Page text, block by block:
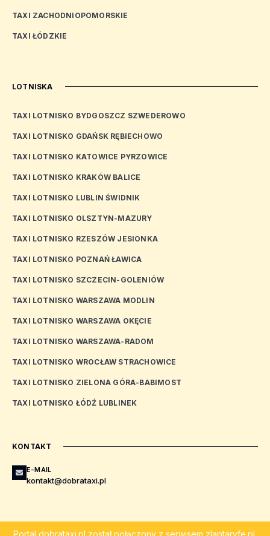
TAXI ZACHODNIOPOMORSKIE
TAXI ŁÓDZKIE
LOTNISKA
TAXI LOTNISKO BYDGOSZCZ SZWEDEROWO
TAXI LOTNISKO GDAŃSK RĘBIECHOWO
TAXI LOTNISKO KATOWICE PYRZOWICE
TAXI LOTNISKO KRAKÓW BALICE
TAXI LOTNISKO LUBLIN ŚWIDNIK
TAXI LOTNISKO OLSZTYN-MAZURY
TAXI LOTNISKO RZESZÓW JESIONKA
TAXI LOTNISKO POZNAŃ ŁAWICA
TAXI LOTNISKO SZCZECIN-GOLENIÓW
TAXI LOTNISKO WARSZAWA MODLIN
TAXI LOTNISKO WARSZAWA OKĘCIE
TAXI LOTNISKO WARSZAWA-RADOM
TAXI LOTNISKO WROCŁAW STRACHOWICE
TAXI LOTNISKO ZIELONA GÓRA-BABIMOST
TAXI LOTNISKO ŁÓDŹ LUBLINEK
KONTAKT
E-MAIL
kontakt@dobrataxi.pl
Portal dobrataxi.pl został połączony z serwisem zlaptaryfe.pl